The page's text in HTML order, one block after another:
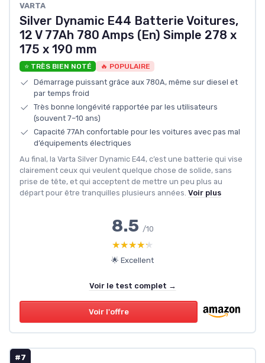
VARTA
Silver Dynamic E44 Batterie Voitures,
12 V 77Ah 780 Amps (En) Simple 278 x
175 x 190 mm
⭐ TRÈS BIEN NOTÉ 🔥 POPULAIRE
Démarrage puissant grâce aux 780A, même sur diesel et
par temps froid
Très bonne longévité rapportée par les utilisateurs
(souvent 7–10 ans)
Capacité 77Ah confortable pour les voitures avec pas mal
d’équipements électriques
Au final, la Varta Silver Dynamic E44, c’est une batterie qui vise
clairement ceux qui veulent quelque chose de solide, sans
prise de tête, et qui acceptent de mettre un peu plus au
départ pour être tranquilles plusieurs années. Voir plus
8.5 /10
★★★★★
★★★★★
🌟 Excellent
Voir le test complet →
Voir l'offre
#7